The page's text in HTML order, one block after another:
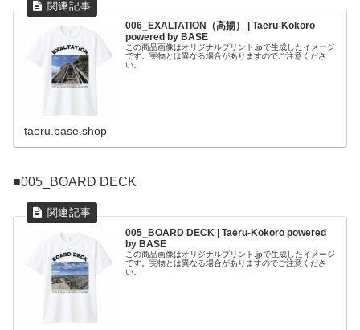
006_EXALTATION（高揚） | Taeru-Kokoro
powered by BASE
この商品画像はオリジナルプリント.jpで生成したイメージ
です。実物とは異なる場合がありますのでご注意くださ
い。
taeru.base.shop
■005_BOARD DECK
005_BOARD DECK | Taeru-Kokoro powered
by BASE
この商品画像はオリジナルプリント.jpで生成したイメージ
です。実物とは異なる場合がありますのでご注意くださ
い。